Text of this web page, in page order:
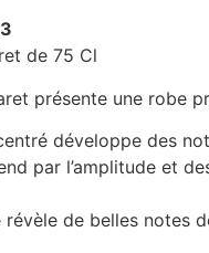
de 75 Cl
présente une robe
développe des
par l’amplitude et
révèle de belles notes